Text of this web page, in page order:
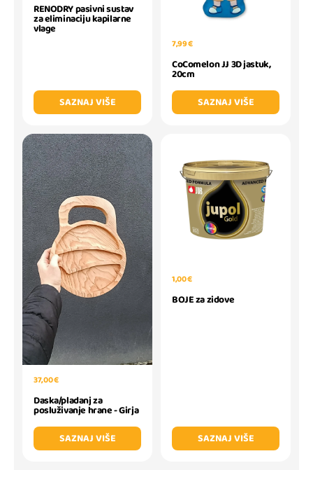
RENODRY pasivni sustav
za eliminaciju kapilarne
vlage
SAZNAJ VIŠE
7,99 €
CoComelon JJ 3D jastuk,
20cm
SAZNAJ VIŠE
37,00 €
Daska/pladanj za
posluživanje hrane - Girja
SAZNAJ VIŠE
1,00 €
BOJE za zidove
SAZNAJ VIŠE